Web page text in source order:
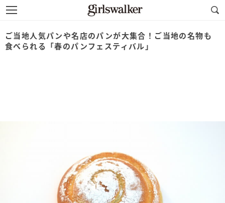
ご当地人気パンや名店のパンが大集合！ご当地の名物も
食べられる「春のパンフェスティバル」